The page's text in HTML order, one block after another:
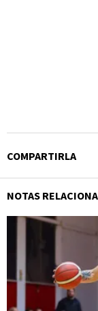
COMPARTIRLA
NOTAS